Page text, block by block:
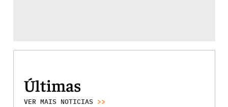
Últimas
VER MAIS NOTICIAS >>